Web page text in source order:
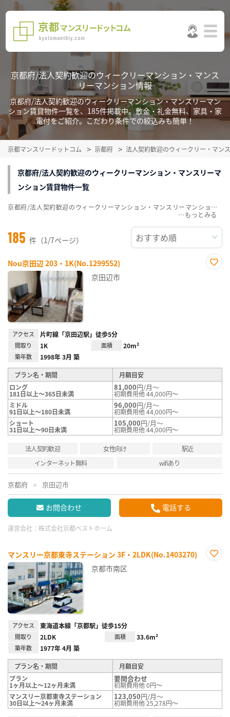
京都府/法人契約歓迎のウィークリーマンション・マンス
リーマンション情報
京都府/法人契約歓迎のウィークリーマンション・マンスリーマン
ション賃貸物件一覧を、185件掲載中。敷金・礼金無料、家具・家
電付をご紹介。こだわり条件での絞込みも簡単！
京都マンスリードットコム 京都府 法人契約歓迎のウィークリー・マン
京都府/法人契約歓迎のウィークリーマンション・マンスリーマ
ンション賃貸物件一覧
185 件（1/7ページ）
Nou京田辺 203・1K(No.1299552)
京田辺市
アクセス 片町線「京田辺駅」徒歩5分
間取り 1K 面積 20m²
築年数 1998年 3月 築
プラン名・期間
月額目安
ロング
181日以上～365日未満
81,000円/月～
初期費用他 44,000円～
ミドル
91日以上～180日未満
96,000円/月～
初期費用他 44,000円～
ショート
31日以上～90日未満
105,000円/月～
初期費用他 44,000円～
法人契約歓迎 女性向け
駅近
インターネット無料
wifiあり
京都府 京田辺市
お問合わせ 電話する
運営会社： 株式会社京都ベストホーム
マンスリー京都東寺ステーション 3F・2LDK(No.1403270)
京都市南区
アクセス 東海道本線「京都駅」徒歩15分
間取り 2LDK 面積 33.6m²
築年数 1977年 4月 築
プラン名・期間
月額目安
プラン
1ヶ月以上～12ヶ月未満
要問合わせ
初期費用他 0円～
マンスリー京都東寺ステーション
30日以上～24ヶ月未満
123,050円/月～
初期費用他 25,278円～
京都府/法人契約歓迎のウィークリーマンション・マンスリーマンション賃貸物件一覧を、185件掲載中。敷金・礼金無料、家具・家電付をご紹介。こだわり条件での絞込みも簡単！
…